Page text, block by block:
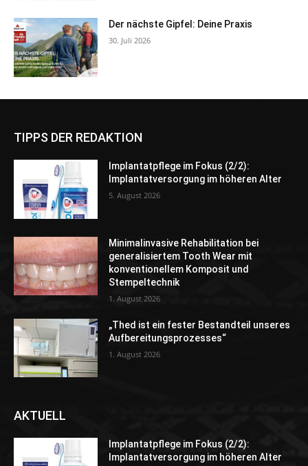
Der nächste Gipfel: Deine Praxis
30. Juli 2026
TIPPS DER REDAKTION
Implantatpflege im Fokus (2/2):
Implantatversorgung im höheren Alter
5. August 2026
Minimalinvasive Rehabilitation bei
generalisiertem Tooth Wear mit
konventionellem Komposit und
Stempeltechnik
1. August 2026
„Thed ist ein fester Bestandteil unseres
Aufbereitungsprozesses“
1. August 2026
AKTUELL
Implantatpflege im Fokus (2/2):
Implantatversorgung im höheren Alter